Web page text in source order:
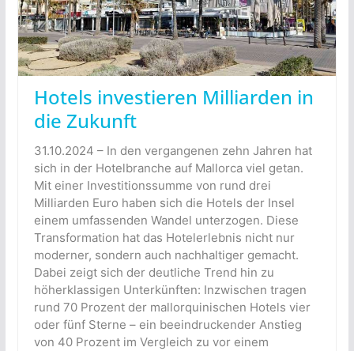
Hotels investieren Milliarden in
die Zukunft
31.10.2024 – In den vergangenen zehn Jahren hat
sich in der Hotelbranche auf Mallorca viel getan.
Mit einer Investitionssumme von rund drei
Milliarden Euro haben sich die Hotels der Insel
einem umfassenden Wandel unterzogen. Diese
Transformation hat das Hotelerlebnis nicht nur
moderner, sondern auch nachhaltiger gemacht.
Dabei zeigt sich der deutliche Trend hin zu
höherklassigen Unterkünften: Inzwischen tragen
rund 70 Prozent der mallorquinischen Hotels vier
oder fünf Sterne – ein beeindruckender Anstieg
von 40 Prozent im Vergleich zu vor einem